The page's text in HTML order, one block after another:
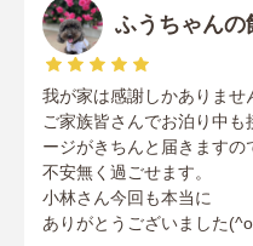
ふうちゃんの
我が家は感謝しかありませ
ご家族皆さんでお泊り中
ージがきちんと届きますの
不安無く過ごせます。
小林さん今回も本当に
ありがとうございました